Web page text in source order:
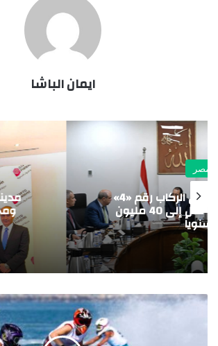
ايمان الباشا
أخبار مصر
مدينة الدواء المصرية تستقبل
ومجموعة باشا الجيبوتية
استراتيجية لدعم الأمن